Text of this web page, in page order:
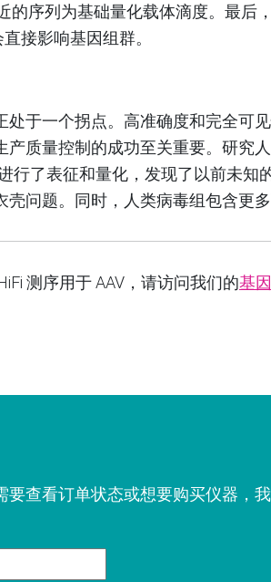
的序列为基础量化载体滴度。最后
接影响基因组群。
处于一个拐点。高准确度和完全可
产质量控制的成功至关重要。研究
行了表征和量化，发现了以前未
壳问题。同时，人类病毒组包含更
测序用于 AAV，请访问我们的基
要查看订单状态或想要购买仪器，